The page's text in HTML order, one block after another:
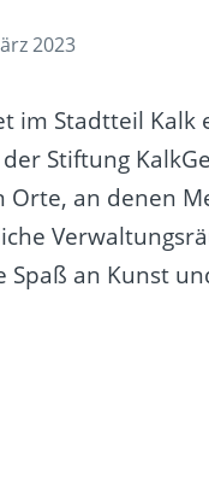
2023
im Stadtteil
Stiftung
an denen
Spaß an Kunst